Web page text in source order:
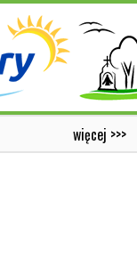
więcej >>>